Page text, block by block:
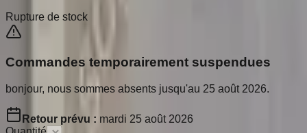
Rupture de stock
Commandes temporairement suspendues
bonjour, nous sommes absents jusqu'au 25 août 2026.
Retour prévu : mardi 25 août 2026